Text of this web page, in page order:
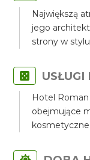
Największą
jego
strony w
Hotel
obejmujące
kosmetyczne.